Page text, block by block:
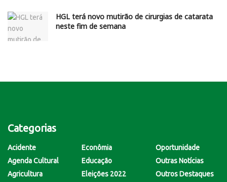
HGL terá novo mutirão de cirurgias de catarata
neste fim de semana
Categorias
Acidente
Agenda Cultural
Agricultura
Econômia
Educação
Eleições 2022
Oportunidade
Outras Notícias
Outros Destaques